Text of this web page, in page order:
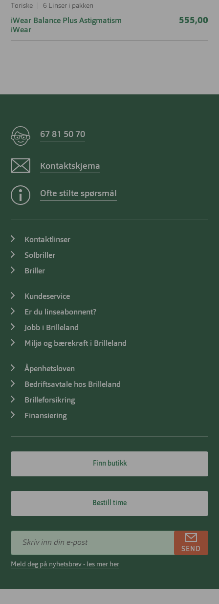
Toriske 6 Linser i pakken
iWear Balance Plus Astigmatism
iWear
555,00
67 81 50 70
Kontaktskjema
Ofte stilte spørsmål
Kontaktlinser
Solbriller
Briller
Kundeservice
Er du linseabonnent?
Jobb i Brilleland
Miljø og bærekraft i Brilleland
Åpenhetsloven
Bedriftsavtale hos Brilleland
Brilleforsikring
Finansiering
Finn butikk
Bestill time
SEND
Meld deg på nyhetsbrev - les mer her